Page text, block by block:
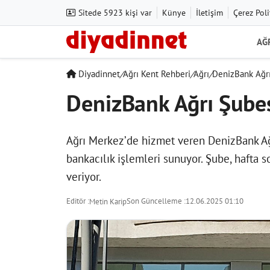
Sitede 5923 kişi var Künye İletişim Çerez
Diyadinnet/Ağrı Kent Rehberi/Ağrı/DenizBank
DenizBank Ağrı
Ağrı Merkez’de hizmet veren DenizBank
bankacılık işlemleri sunuyor. Şube,
veriyor.
Editör :Metin KaripSon Güncelleme :12.06.2025 01:10